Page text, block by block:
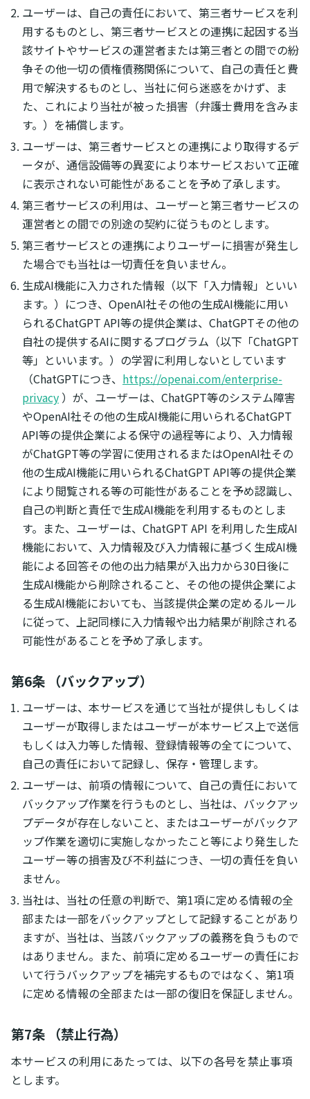
ユーザーは、自己の責任において、第三者サービスを利
用するものとし、第三者サービスとの連携に起因する当
該サイトやサービスの運営者または第三者との間での紛
争その他一切の債権債務関係について、自己の責任と費
用で解決するものとし、当社に何ら迷惑をかけず、ま
た、これにより当社が被った損害（弁護士費用を含みま
す。）を補償します。
ユーザーは、第三者サービスとの連携により取得するデ
ータが、通信設備等の異変により本サービスおいて正確
に表示されない可能性があることを予め了承します。
第三者サービスの利用は、ユーザーと第三者サービスの
運営者との間での別途の契約に従うものとします。
第三者サービスとの連携によりユーザーに損害が発生し
た場合でも当社は一切責任を負いません。
生成AI機能に入力された情報（以下「入力情報」といい
ます。）につき、OpenAI社その他の生成AI機能に用い
られるChatGPT API等の提供企業は、ChatGPTその他の
自社の提供するAIに関するプログラム（以下「ChatGPT
等」といいます。）の学習に利用しないとしています
（ChatGPTにつき、 https://openai.com/enterprise-
privacy ）が、ユーザーは、ChatGPT等のシステム障害
やOpenAI社その他の生成AI機能に用いられるChatGPT
API等の提供企業による保守の過程等により、入力情報
がChatGPT等の学習に使用されるまたはOpenAI社その
他の生成AI機能に用いられるChatGPT API等の提供企業
により閲覧される等の可能性があることを予め認識し、
自己の判断と責任で生成AI機能を利用するものとしま
す。また、ユーザーは、ChatGPT API を利用した生成AI
機能において、入力情報及び入力情報に基づく生成AI機
能による回答その他の出力結果が入出力から30日後に
生成AI機能から削除されること、その他の提供企業によ
る生成AI機能においても、当該提供企業の定めるルール
に従って、上記同様に入力情報や出力結果が削除される
可能性があることを予め了承します。
第6条 （バックアップ）
ユーザーは、本サービスを通じて当社が提供しもしくは
ユーザーが取得しまたはユーザーが本サービス上で送信
もしくは入力等した情報、登録情報等の全てについて、
自己の責任において記録し、保存・管理します。
ユーザーは、前項の情報について、自己の責任において
バックアップ作業を行うものとし、当社は、バックアッ
プデータが存在しないこと、またはユーザーがバックア
ップ作業を適切に実施しなかったこと等により発生した
ユーザー等の損害及び不利益につき、一切の責任を負い
ません。
当社は、当社の任意の判断で、第1項に定める情報の全
部または一部をバックアップとして記録することがあり
ますが、当社は、当該バックアップの義務を負うもので
はありません。また、前項に定めるユーザーの責任にお
いて行うバックアップを補完するものではなく、第1項
に定める情報の全部または一部の復旧を保証しません。
第7条 （禁止行為）
本サービスの利用にあたっては、以下の各号を禁止事項
とします。